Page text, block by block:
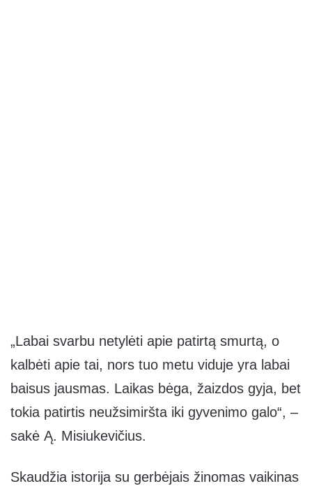
„Labai svarbu netylėti apie patirtą smurtą, o
kalbėti apie tai, nors tuo metu viduje yra labai
baisus jausmas. Laikas bėga, žaizdos gyja, bet
tokia patirtis neužsimiršta iki gyvenimo galo“, –
sakė Ą. Misiukevičius.
Skaudžia istorija su gerbėjais žinomas vaikinas